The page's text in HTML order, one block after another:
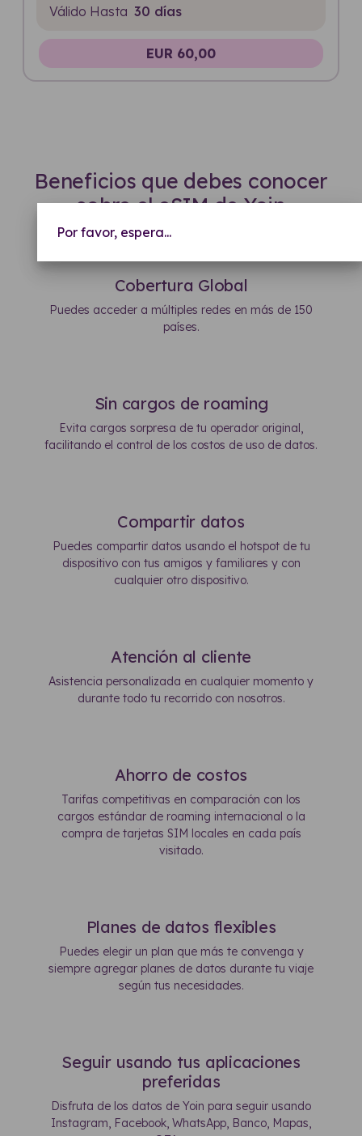
Por favor, espera...
Válido Hasta 30 días
EUR 60,00
Beneficios que debes conocer
sobre el eSIM de Yoin
Cobertura Global
Puedes acceder a múltiples redes en más de 150
países.
Sin cargos de roaming
Evita cargos sorpresa de tu operador original,
facilitando el control de los costos de uso de datos.
Compartir datos
Puedes compartir datos usando el hotspot de tu
dispositivo con tus amigos y familiares y con
cualquier otro dispositivo.
Atención al cliente
Asistencia personalizada en cualquier momento y
durante todo tu recorrido con nosotros.
Ahorro de costos
Tarifas competitivas en comparación con los
cargos estándar de roaming internacional o la
compra de tarjetas SIM locales en cada país
visitado.
Planes de datos flexibles
Puedes elegir un plan que más te convenga y
siempre agregar planes de datos durante tu viaje
según tus necesidades.
Seguir usando tus aplicaciones
preferidas
Disfruta de los datos de Yoin para seguir usando
Instagram, Facebook, WhatsApp, Banco, Mapas,